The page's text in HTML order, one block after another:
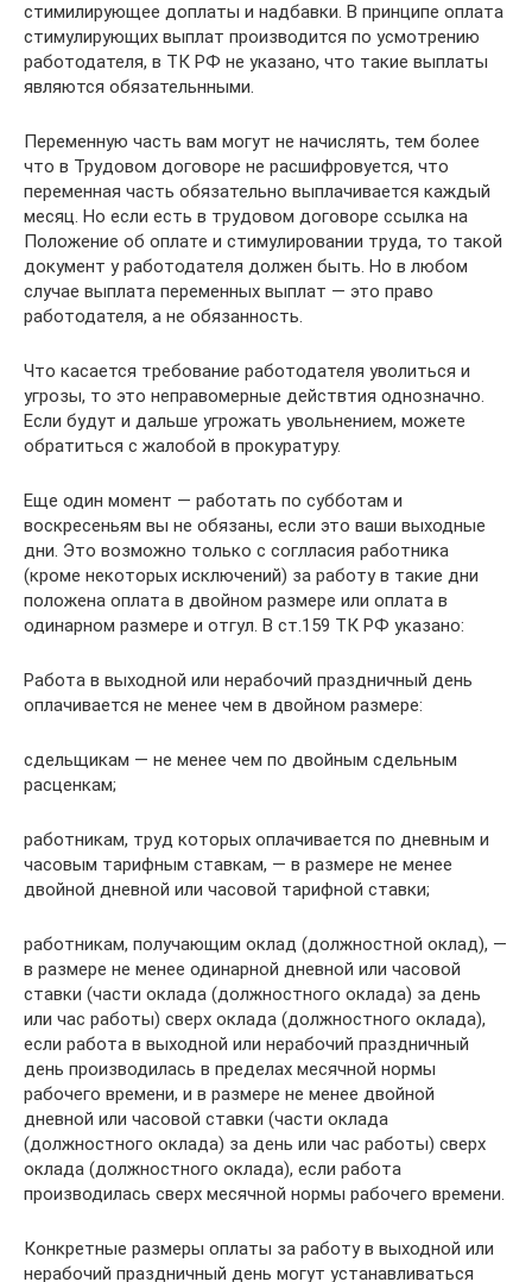
стимилирующее доплаты и надбавки. В принципе оплата
стимулирующих выплат производится по усмотрению
работодателя, в ТК РФ не указано, что такие выплаты
являются обязательнными.
Переменную часть вам могут не начислять, тем более
что в Трудовом договоре не расшифровуется, что
переменная часть обязательно выплачивается каждый
месяц. Но если есть в трудовом договоре ссылка на
Положение об оплате и стимулировании труда, то такой
документ у работодателя должен быть. Но в любом
случае выплата переменных выплат — это право
работодателя, а не обязанность.
Что касается требование работодателя уволиться и
угрозы, то это неправомерные действтия однозначно.
Если будут и дальше угрожать увольнением, можете
обратиться с жалобой в прокуратуру.
Еще один момент — работать по субботам и
воскресеньям вы не обязаны, если это ваши выходные
дни. Это возможно только с соглласия работника
(кроме некоторых исключений) за работу в такие дни
положена оплата в двойном размере или оплата в
одинарном размере и отгул. В ст.159 ТК РФ указано:
Работа в выходной или нерабочий праздничный день
оплачивается не менее чем в двойном размере:
сдельщикам — не менее чем по двойным сдельным
расценкам;
работникам, труд которых оплачивается по дневным и
часовым тарифным ставкам, — в размере не менее
двойной дневной или часовой тарифной ставки;
работникам, получающим оклад (должностной оклад), —
в размере не менее одинарной дневной или часовой
ставки (части оклада (должностного оклада) за день
или час работы) сверх оклада (должностного оклада),
если работа в выходной или нерабочий праздничный
день производилась в пределах месячной нормы
рабочего времени, и в размере не менее двойной
дневной или часовой ставки (части оклада
(должностного оклада) за день или час работы) сверх
оклада (должностного оклада), если работа
производилась сверх месячной нормы рабочего времени.
Конкретные размеры оплаты за работу в выходной или
нерабочий праздничный день могут устанавливаться